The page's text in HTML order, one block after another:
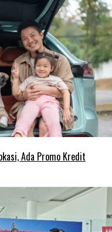
Ada Promo Kredit